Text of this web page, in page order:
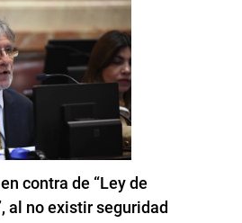
contra de “Ley de
al no existir seguridad